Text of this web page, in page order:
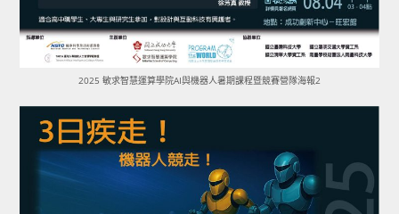
2025 敏求智慧運算學院AI與機器人暑期課程暨競賽營隊海報2